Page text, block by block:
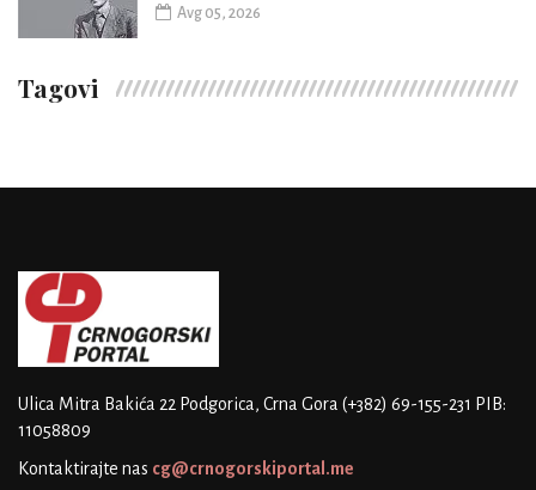
Avg 05, 2026
Tagovi
Ulica Mitra Bakića 22 Podgorica, Crna Gora (+382) 69-155-231 PIB:
11058809
Kontaktirajte nas cg@crnogorskiportal.me